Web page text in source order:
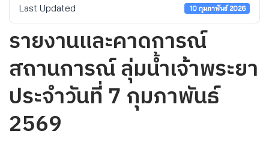
Last Updated 10 กุมภาพันธ์ 2026
รายงานและคาดการณ์
สถานการณ์ ลุ่มน้ำเจ้าพระยา
ประจำวันที่ 7 กุมภาพันธ์
2569